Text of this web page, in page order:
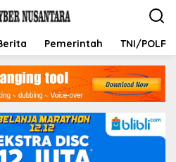
Pemerintah TNI/POLRI